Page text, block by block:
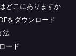
どこにありますか
をダウンロード
法
ード